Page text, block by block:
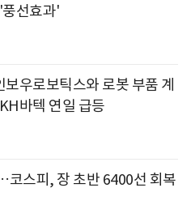
선효과'
우로보틱스와 로봇 부품 계
바텍 연일 급등
코스피, 장 초반 6400선 회복